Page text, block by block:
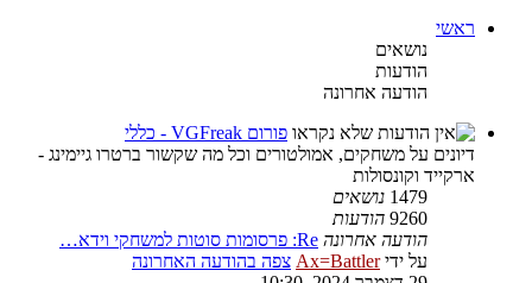
ראשי
נושאים
הודעות
הודעה אחרונה
פורום VGFreak - כללי
דיונים על משחקים, אמולטורים וכל מה שקשור ברטרו גיימינג -
ארקייד וקונסולות
1479 נושאים
9260 הודעות
הודעה אחרונה Re: פרסומות סוטות למשחקי וידא…
על ידיAx=Battler צפה בהודעה האחרונה